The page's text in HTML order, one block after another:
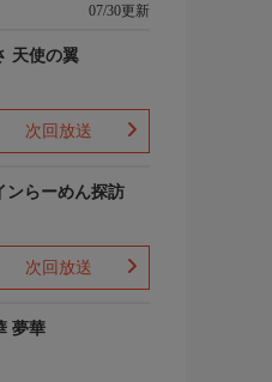
07/30更新
天使の翼
次回放送
ンらーめん探訪
次回放送
夢華